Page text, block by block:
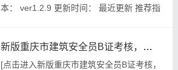
单位...
本： ver1.2.9 更新时间： 最近更新 推荐指
人员资格考试建题帮APP题库研究中心 ...
新版重庆市建筑安全员B证考核，有哪些题型？
[点击进入新版重庆市建筑安全员B证考核，